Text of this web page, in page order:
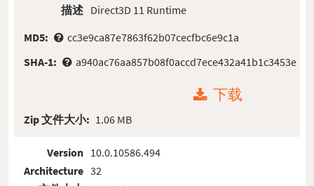
描述 Direct3D 11 Runtime
MD5:
cc3e9ca87e7863f62b07cecfbc6e9c1a
SHA-1:
a940ac76aa857b08f0accd7ece432a41b1c3453e
下载
Zip 文件大小: 1.06 MB
Version
Architecture
10.0.10586.494
32